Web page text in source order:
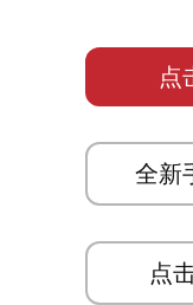
点
全新
点